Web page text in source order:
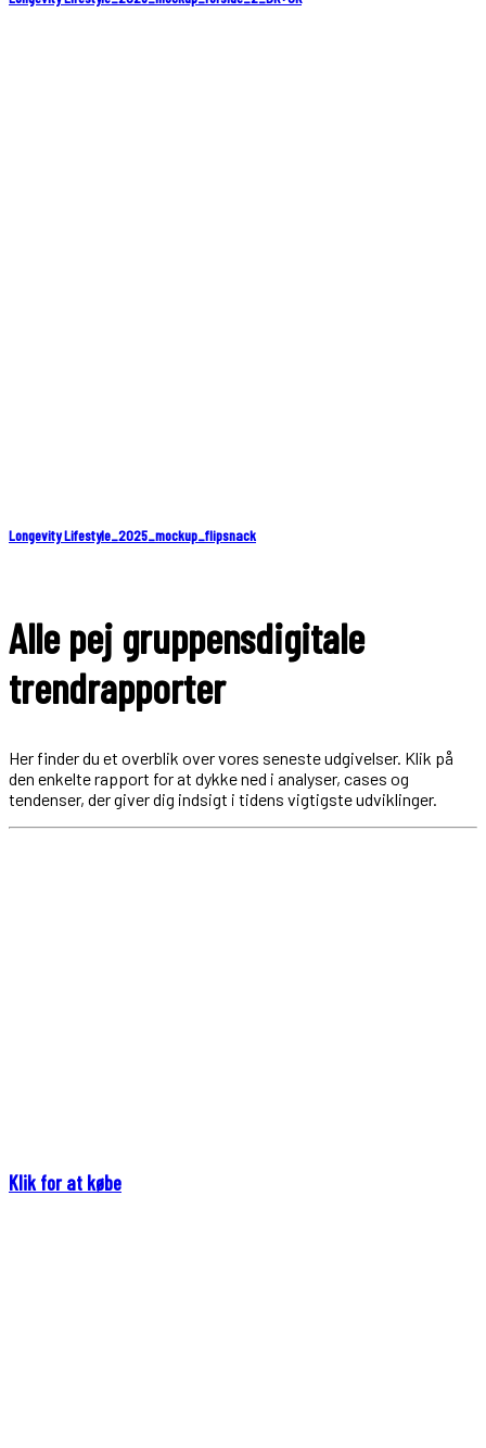
Longevity Lifestyle_2025_mockup_flipsnack
Alle pej gruppensdigitale
trendrapporter
Her finder du et overblik over vores seneste udgivelser. Klik på
den enkelte rapport for at dykke ned i analyser, cases og
tendenser, der giver dig indsigt i tidens vigtigste udviklinger.
Klik for at købe